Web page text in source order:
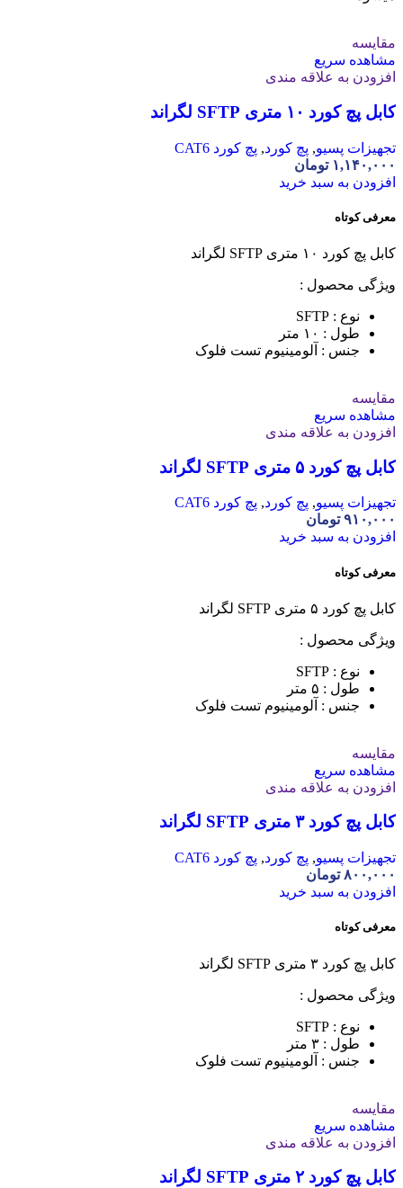
مقایسه
مشاهده سریع
افزودن به علاقه مندی
کابل پچ کورد ۱۰ متری SFTP لگراند
تجهیزات پسیو, پچ کورد, پچ کورد CAT6
۱,۱۴۰,۰۰۰ تومان
افزودن به سبد خرید
معرفی کوتاه
کابل پچ کورد ۱۰ متری SFTP لگراند
ویژگی محصول :
نوع : SFTP
طول : ۱۰ متر
جنس : آلومینیوم تست فلوک
مقایسه
مشاهده سریع
افزودن به علاقه مندی
کابل پچ کورد ۵ متری SFTP لگراند
تجهیزات پسیو, پچ کورد, پچ کورد CAT6
۹۱۰,۰۰۰ تومان
افزودن به سبد خرید
معرفی کوتاه
کابل پچ کورد ۵ متری SFTP لگراند
ویژگی محصول :
نوع : SFTP
طول : ۵ متر
جنس : آلومینیوم تست فلوک
مقایسه
مشاهده سریع
افزودن به علاقه مندی
کابل پچ کورد ۳ متری SFTP لگراند
تجهیزات پسیو, پچ کورد, پچ کورد CAT6
۸۰۰,۰۰۰ تومان
افزودن به سبد خرید
معرفی کوتاه
کابل پچ کورد ۳ متری SFTP لگراند
ویژگی محصول :
نوع : SFTP
طول : ۳ متر
جنس : آلومینیوم تست فلوک
مقایسه
مشاهده سریع
افزودن به علاقه مندی
کابل پچ کورد ۲ متری SFTP لگراند